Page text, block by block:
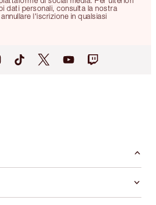
dati personali, consulta la nostra
l'iscrizione in qualsiasi